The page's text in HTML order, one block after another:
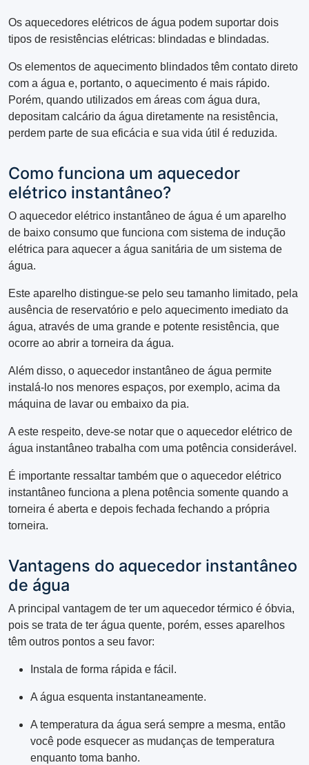
Os aquecedores elétricos de água podem suportar dois
tipos de resistências elétricas: blindadas e blindadas.
Os elementos de aquecimento blindados têm contato direto
com a água e, portanto, o aquecimento é mais rápido.
Porém, quando utilizados em áreas com água dura,
depositam calcário da água diretamente na resistência,
perdem parte de sua eficácia e sua vida útil é reduzida.
Como funciona um aquecedor
elétrico instantâneo?
O aquecedor elétrico instantâneo de água é um aparelho
de baixo consumo que funciona com sistema de indução
elétrica para aquecer a água sanitária de um sistema de
água.
Este aparelho distingue-se pelo seu tamanho limitado, pela
ausência de reservatório e pelo aquecimento imediato da
água, através de uma grande e potente resistência, que
ocorre ao abrir a torneira da água.
Além disso, o aquecedor instantâneo de água permite
instalá-lo nos menores espaços, por exemplo, acima da
máquina de lavar ou embaixo da pia.
A este respeito, deve-se notar que o aquecedor elétrico de
água instantâneo trabalha com uma potência considerável.
É importante ressaltar também que o aquecedor elétrico
instantâneo funciona a plena potência somente quando a
torneira é aberta e depois fechada fechando a própria
torneira.
Vantagens do aquecedor instantâneo
de água
A principal vantagem de ter um aquecedor térmico é óbvia,
pois se trata de ter água quente, porém, esses aparelhos
têm outros pontos a seu favor:
Instala de forma rápida e fácil.
A água esquenta instantaneamente.
A temperatura da água será sempre a mesma, então
você pode esquecer as mudanças de temperatura
enquanto toma banho.